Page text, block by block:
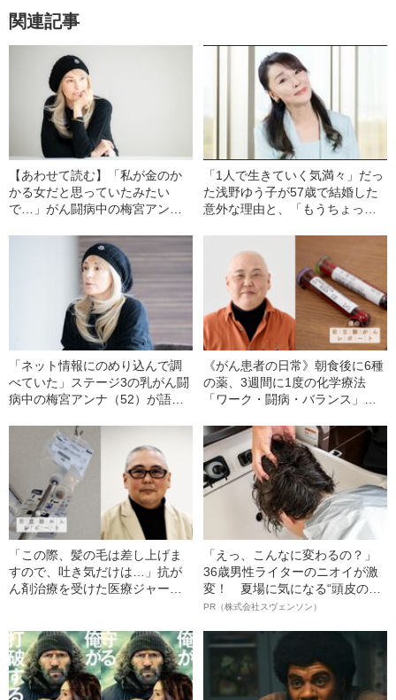
関連記事
【あわせて読む】「私が金のか
かる女だと思っていたみたい
で…」がん闘病中の梅宮アンナ
な初対面《出会って10日で結
「1人で生きていく気満々」だっ
た浅野ゆう子が57歳で結婚した
意外な理由と、「もうちょっと
「ネット情報にのめり込んで調
べていた」ステージ3の乳がん闘
病中の梅宮アンナ（52）が語
《がん患者の日常》朝食後に6種
の薬、3週間に1度の化学療法
「ワーク・闘病・バランス」の
「この際、髪の毛は差し上げま
すので、吐き気だけは…」抗が
ん剤治療を受けた医療ジャーナ
「えっ、こんなに変わるの？」
36歳男性ライターのニオイが激
変！ 夏場に気になる“頭皮のニ
オイ”や“ベタつき”を解消す
ト”が生み出した徹底ケアとは
PR（株式会社スヴェンソン）